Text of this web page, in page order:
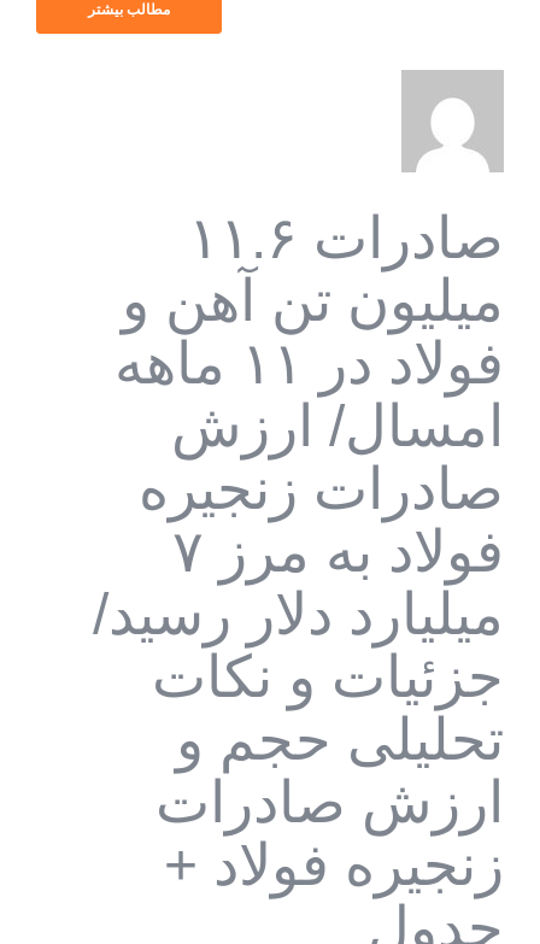
مطالب بیشتر
صادرات ۱۱.۶
میلیون تن آهن و
فولاد در ۱۱ ماهه
امسال/ ارزش
صادرات زنجیره
فولاد به مرز ۷
میلیارد دلار رسید/
جزئیات و نکات
تحلیلی حجم و
ارزش صادرات
زنجیره فولاد +
جدول